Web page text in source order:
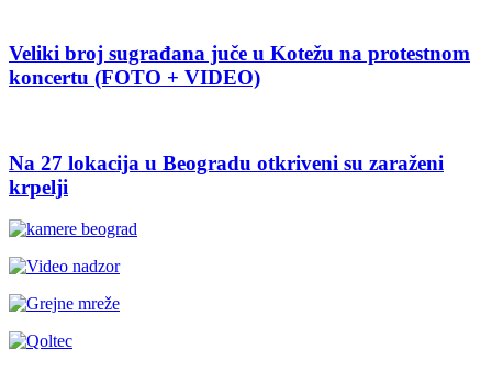
Veliki broj sugrađana juče u Kotežu na protestnom
koncertu (FOTO + VIDEO)
Na 27 lokacija u Beogradu otkriveni su zaraženi
krpelji